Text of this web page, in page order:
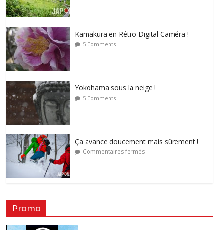
Kamakura en Rétro Digital Caméra !
5 Comments
Yokohama sous la neige !
5 Comments
Ça avance doucement mais sûrement !
Commentaires fermés
Promo